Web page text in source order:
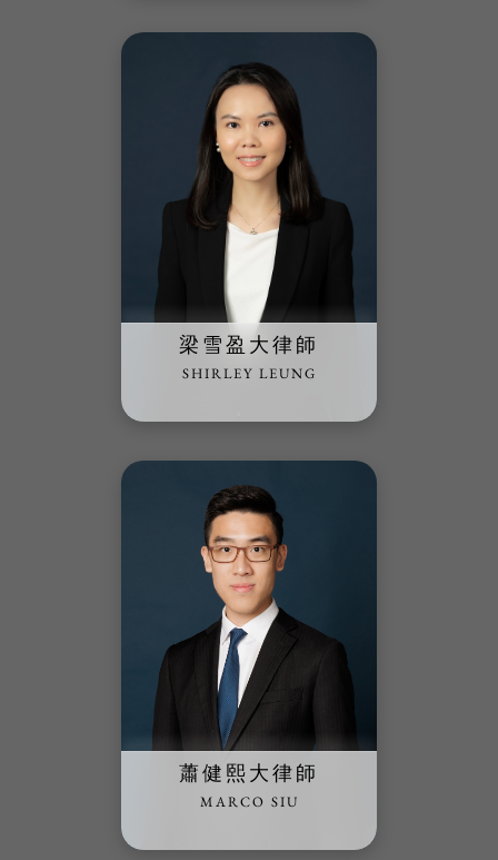
梁雪盈大律師
SHIRLEY LEUNG
蕭健熙大律師
MARCO SIU